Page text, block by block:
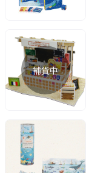
補貨中